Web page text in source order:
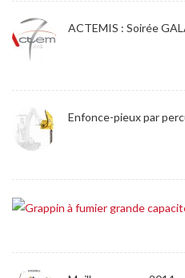
ACTEMIS : Soirée
Enfonce-pieux par